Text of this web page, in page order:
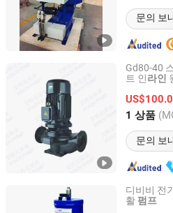
문의 보
Gd80-40
트 인라인
1 상품
문의 보
Dongguan Atach Pump Co., Ltd.
Guangdong, China
디비비 전
활 펌프
Qidong Dajing Lubrication